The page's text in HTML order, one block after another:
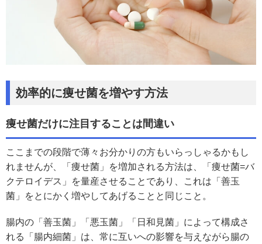
効率的に痩せ菌を増やす方法
痩せ菌だけに注目することは間違い
ここまでの段階で薄々お分かりの方もいらっしゃるかもし
れませんが、「痩せ菌」を増加される方法は、「痩せ菌=バ
クテロイデス」を量産させることであり、これは「善玉
菌」をとにかく増やしてあげることと同じこと。
腸内の「善玉菌」「悪玉菌」「日和見菌」によって構成さ
れる「腸内細菌」は、常に互いへの影響を与えながら腸の